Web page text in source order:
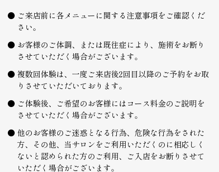
ご来店前に各メニューに関する注意事項をご確認くだ
さい。
お客様のご体調、または既往症により、施術をお断り
させていただく場合がございます。
複数回体験は、一度ご来店後2回目以降のご予約をお取
りさせていただいております。
ご体験後、ご希望のお客様にはコース料金のご説明を
させていただく場合がございます。
他のお客様のご迷惑となる行為、危険な行為をされた
方、その他、当サロンをご利用いただくのに相応しく
ないと認められた方のご利用、ご入店をお断りさせて
いただく場合がございます。